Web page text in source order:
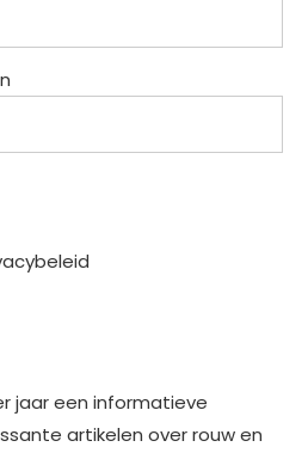
jaar een informatieve
artikelen over rouw en